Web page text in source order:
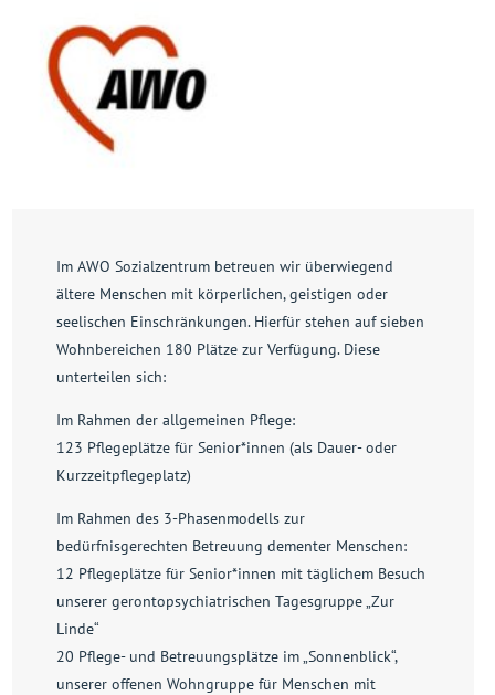
Im AWO Sozialzentrum betreuen wir überwiegend
ältere Menschen mit körperlichen, geistigen oder
seelischen Einschränkungen. Hierfür stehen auf sieben
Wohnbereichen 180 Plätze zur Verfügung. Diese
unterteilen sich:
Im Rahmen der allgemeinen Pflege:
123 Pflegeplätze für Senior*innen (als Dauer- oder
Kurzzeitpflegeplatz)
Im Rahmen des 3-Phasenmodells zur
bedürfnisgerechten Betreuung dementer Menschen:
12 Pflegeplätze für Senior*innen mit täglichem Besuch
unserer gerontopsychiatrischen Tagesgruppe „Zur
Linde“
20 Pflege- und Betreuungsplätze im „Sonnenblick“,
unserer offenen Wohngruppe für Menschen mit